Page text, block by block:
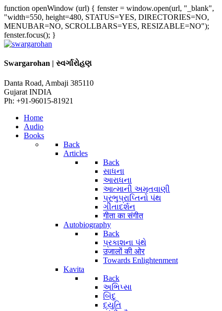
function openWindow (url) { fenster = window.open(url, "_blank",
"width=550, height=480, STATUS=YES, DIRECTORIES=NO,
MENUBAR=NO, SCROLLBARS=YES, RESIZABLE=NO");
fenster.focus(); }
Swargarohan | સ્વર્ગારોહણ
Danta Road, Ambaji 385110
Gujarat INDIA
Ph: +91-96015-81921
Home
Audio
Books
Back
Articles
Back
સાધના
આરાધના
આત્માની અમૃતવાણી
પ્રભુપ્રાપ્તિનો પંથ
ગીતાદર્શન
गीता का संगीत
Autobiography
Back
પ્રકાશના પંથે
उजालों की ओर
Towards Enlightenment
Kavita
Back
અભિપ્સા
બિંદુ
દ્યુતિ